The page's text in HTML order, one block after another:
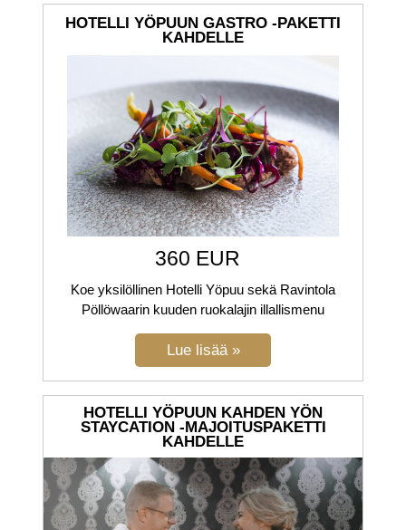
HOTELLI YÖPUUN GASTRO -PAKETTI
KAHDELLE
360 EUR
Koe yksilöllinen Hotelli Yöpuu sekä Ravintola
Pöllöwaarin kuuden ruokalajin illallismenu
HOTELLI YÖPUUN KAHDEN YÖN
STAYCATION -MAJOITUSPAKETTI
KAHDELLE